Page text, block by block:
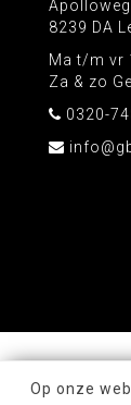
8239 DA
Ma t/m vr
Za & zo
0320-
Op onze